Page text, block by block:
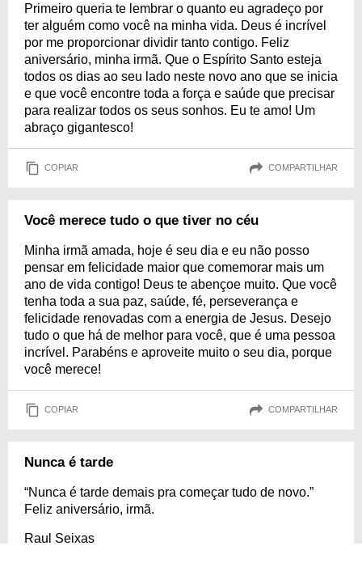
Primeiro queria te lembrar o quanto eu agradeço por
ter alguém como você na minha vida. Deus é incrível
por me proporcionar dividir tanto contigo. Feliz
aniversário, minha irmã. Que o Espírito Santo esteja
todos os dias ao seu lado neste novo ano que se inicia
e que você encontre toda a força e saúde que precisar
para realizar todos os seus sonhos. Eu te amo! Um
abraço gigantesco!
COPIAR COMPARTILHAR
Você merece tudo o que tiver no céu
Minha irmã amada, hoje é seu dia e eu não posso
pensar em felicidade maior que comemorar mais um
ano de vida contigo! Deus te abençoe muito. Que você
tenha toda a sua paz, saúde, fé, perseverança e
felicidade renovadas com a energia de Jesus. Desejo
tudo o que há de melhor para você, que é uma pessoa
incrível. Parabéns e aproveite muito o seu dia, porque
você merece!
COPIAR COMPARTILHAR
Nunca é tarde
“Nunca é tarde demais pra começar tudo de novo.”
Feliz aniversário, irmã.
Raul Seixas